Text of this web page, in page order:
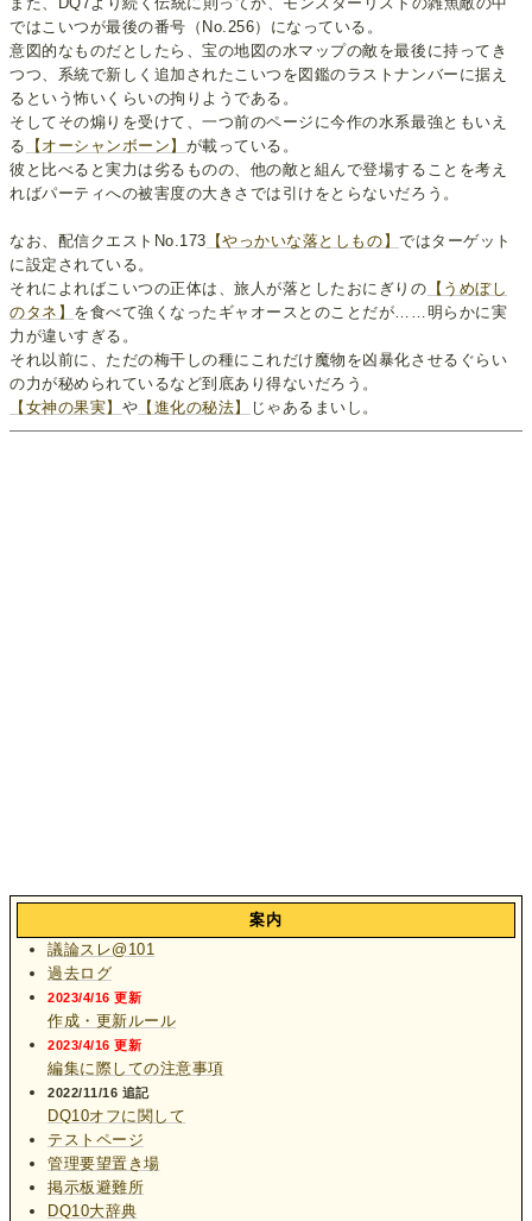
ではこいつが最後の番号（No.256）になっている。
意図的なものだとしたら、宝の地図の水マップの敵を最後に持ってき
つつ、系統で新しく追加されたこいつを図鑑のラストナンバーに据え
るという怖いくらいの拘りようである。
そしてその煽りを受けて、一つ前のページに今作の水系最強ともいえ
る
【オーシャンボーン】 が載っている。
彼と比べると実力は劣るものの、他の敵と組んで登場することを考え
ればパーティへの被害度の大きさでは引けをとらないだろう。
なお、配信クエストNo.173 【やっかいな落としもの】ではターゲット
に設定されている。
それによればこいつの正体は、旅人が落としたおにぎりの 【うめぼし
のタネ】 を食べて強くなったギャオースとのことだが……明らかに実
力が違いすぎる。
それ以前に、ただの梅干しの種にこれだけ魔物を凶暴化させるぐらい
の力が秘められているなど到底あり得ないだろう。
【女神の果実】 や 【進化の秘法】 じゃあるまいし。
案内
議論スレ@101
過去ログ
2023/4/16 更新
作成・更新ルール
2023/4/16 更新
編集に際しての注意事項
2022/11/16 追記
DQ10オフに関して
テストページ
管理要望置き場
掲示板避難所
DQ10大辞典